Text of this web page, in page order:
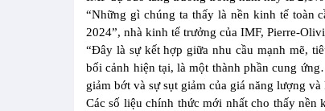
“Những gì chúng ta thấy là nền kinh tế toàn
2024”, nhà kinh tế trưởng của IMF, Pierre-
“Đây là sự kết hợp giữa nhu cầu mạnh mẽ,
bối cảnh hiện tại, là một thành phần cung
giảm bớt và sự sụt giảm của giá năng lượng
Các số liệu chính thức mới nhất cho thấy